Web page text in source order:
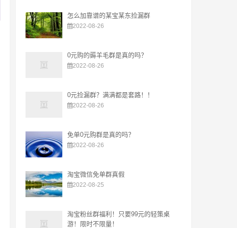
怎么加靠谱的某宝某东捡漏群
2022-08-26
0元购的薅羊毛群是真的吗？
2022-08-26
0元捡漏群？满满都是套路！！
2022-08-26
免单0元购群是真的吗？
2022-08-26
淘宝微信免单群真假
2022-08-25
淘宝粉丝群福利！只要99元的轻策桌
游！限时不限量！